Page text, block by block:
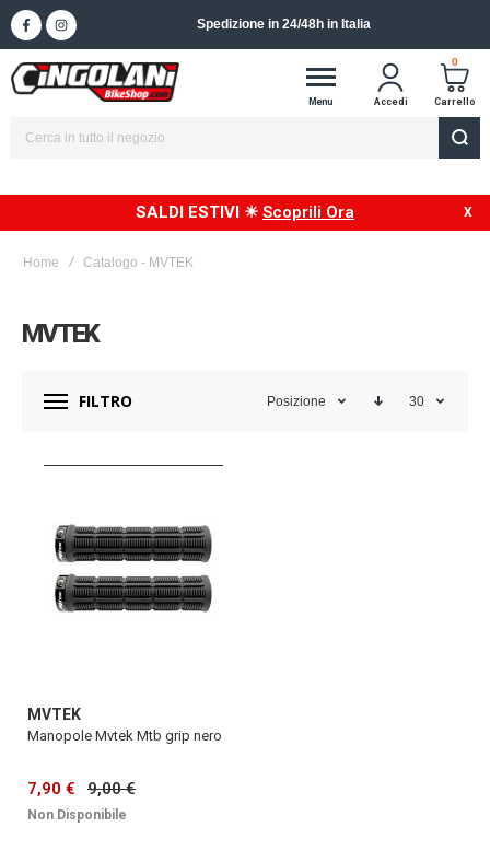
Spedizione in 24/48h in Italia
Menu Accedi
0
Carrello
SALDI ESTIVI ☀ Scoprili Ora
Home Catalogo - MVTEK
MVTEK
FILTRO Posizione 30
MVTEK
Manopole Mvtek Mtb grip nero
7,90 € 9,00 €
Non Disponibile